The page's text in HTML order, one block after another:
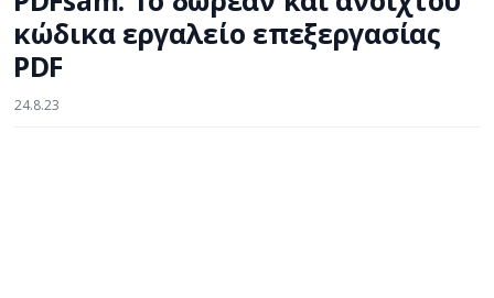
κώδικα εργαλείο επεξεργασίας
PDF
24.8.23